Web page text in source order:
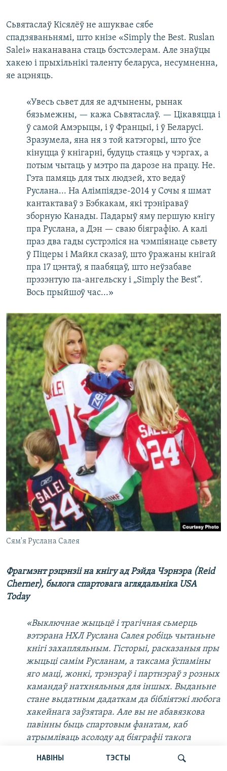
НАВІНЫ ТЭСТЫ
Сьвятаслаў Кісялёў не ашуквае сябе
спадзяваньнямі, што кнізе «Simply the Best. Ruslan
Salei» наканавана стаць бэстсэлерам. Але знаўцы
хакею і прыхільнікі таленту беларуса, несумненна,
яе ацэняць.
«Увесь сьвет для яе адчынены, рынак
бязьмежны, — кажа Сьвятаслаў. — Цікавяцца і
ў самой Амэрыцы, і ў Францыі, і ў Беларусі.
Зразумела, яна ня з той катэгорыі, што ўсе
кінуцца ў кнігарні, будуць стаяць у чэргах, а
потым чытаць у мэтро па дарозе на працу. Не.
Гэта памяць для тых людзей, хто ведаў
Руслана... На Алімпіядзе-2014 у Сочы я шмат
кантактаваў з Бэбкакам, які трэніраваў
зборную Канады. Падарыў яму першую кнігу
пра Руслана, а Дэн — сваю біяграфію. А калі
праз два гады сустрэліся на чэмпіянаце сьвету
ў Піцеры і Майкл сказаў, што ўражаны кнігай
пра 17 цэнтаў, я паабяцаў, што неўзабаве
прэзэнтую па-ангельску і „Simply the Best“.
Вось прыйшоў час...»
Сям'я Руслана Салея
Фрагмэнт рэцэнзіі на кнігу ад Рэйда Чэрнэра (Reid
Cherner), былога спартовага аглядальніка USA
Today
«Выключнае жыцьцё і трагічная сьмерць
вэтэрана НХЛ Руслана Салея робіць чытаньне
кнігі захапляльным. Гісторыі, расказаныя пры
жыцьці самім Русланам, а таксама ўспаміны
яго маці, жонкі, трэнэраў і партнэраў з розных
камандаў натхняльныя для іншых. Выданьне
стане выдатным дадаткам да бібліятэкі любога
хакейнага заўзятара. Але вы не абавязкова
павінны быць спартовым фанатам, каб
атрымліваць асолоду ад біяграфіі такога